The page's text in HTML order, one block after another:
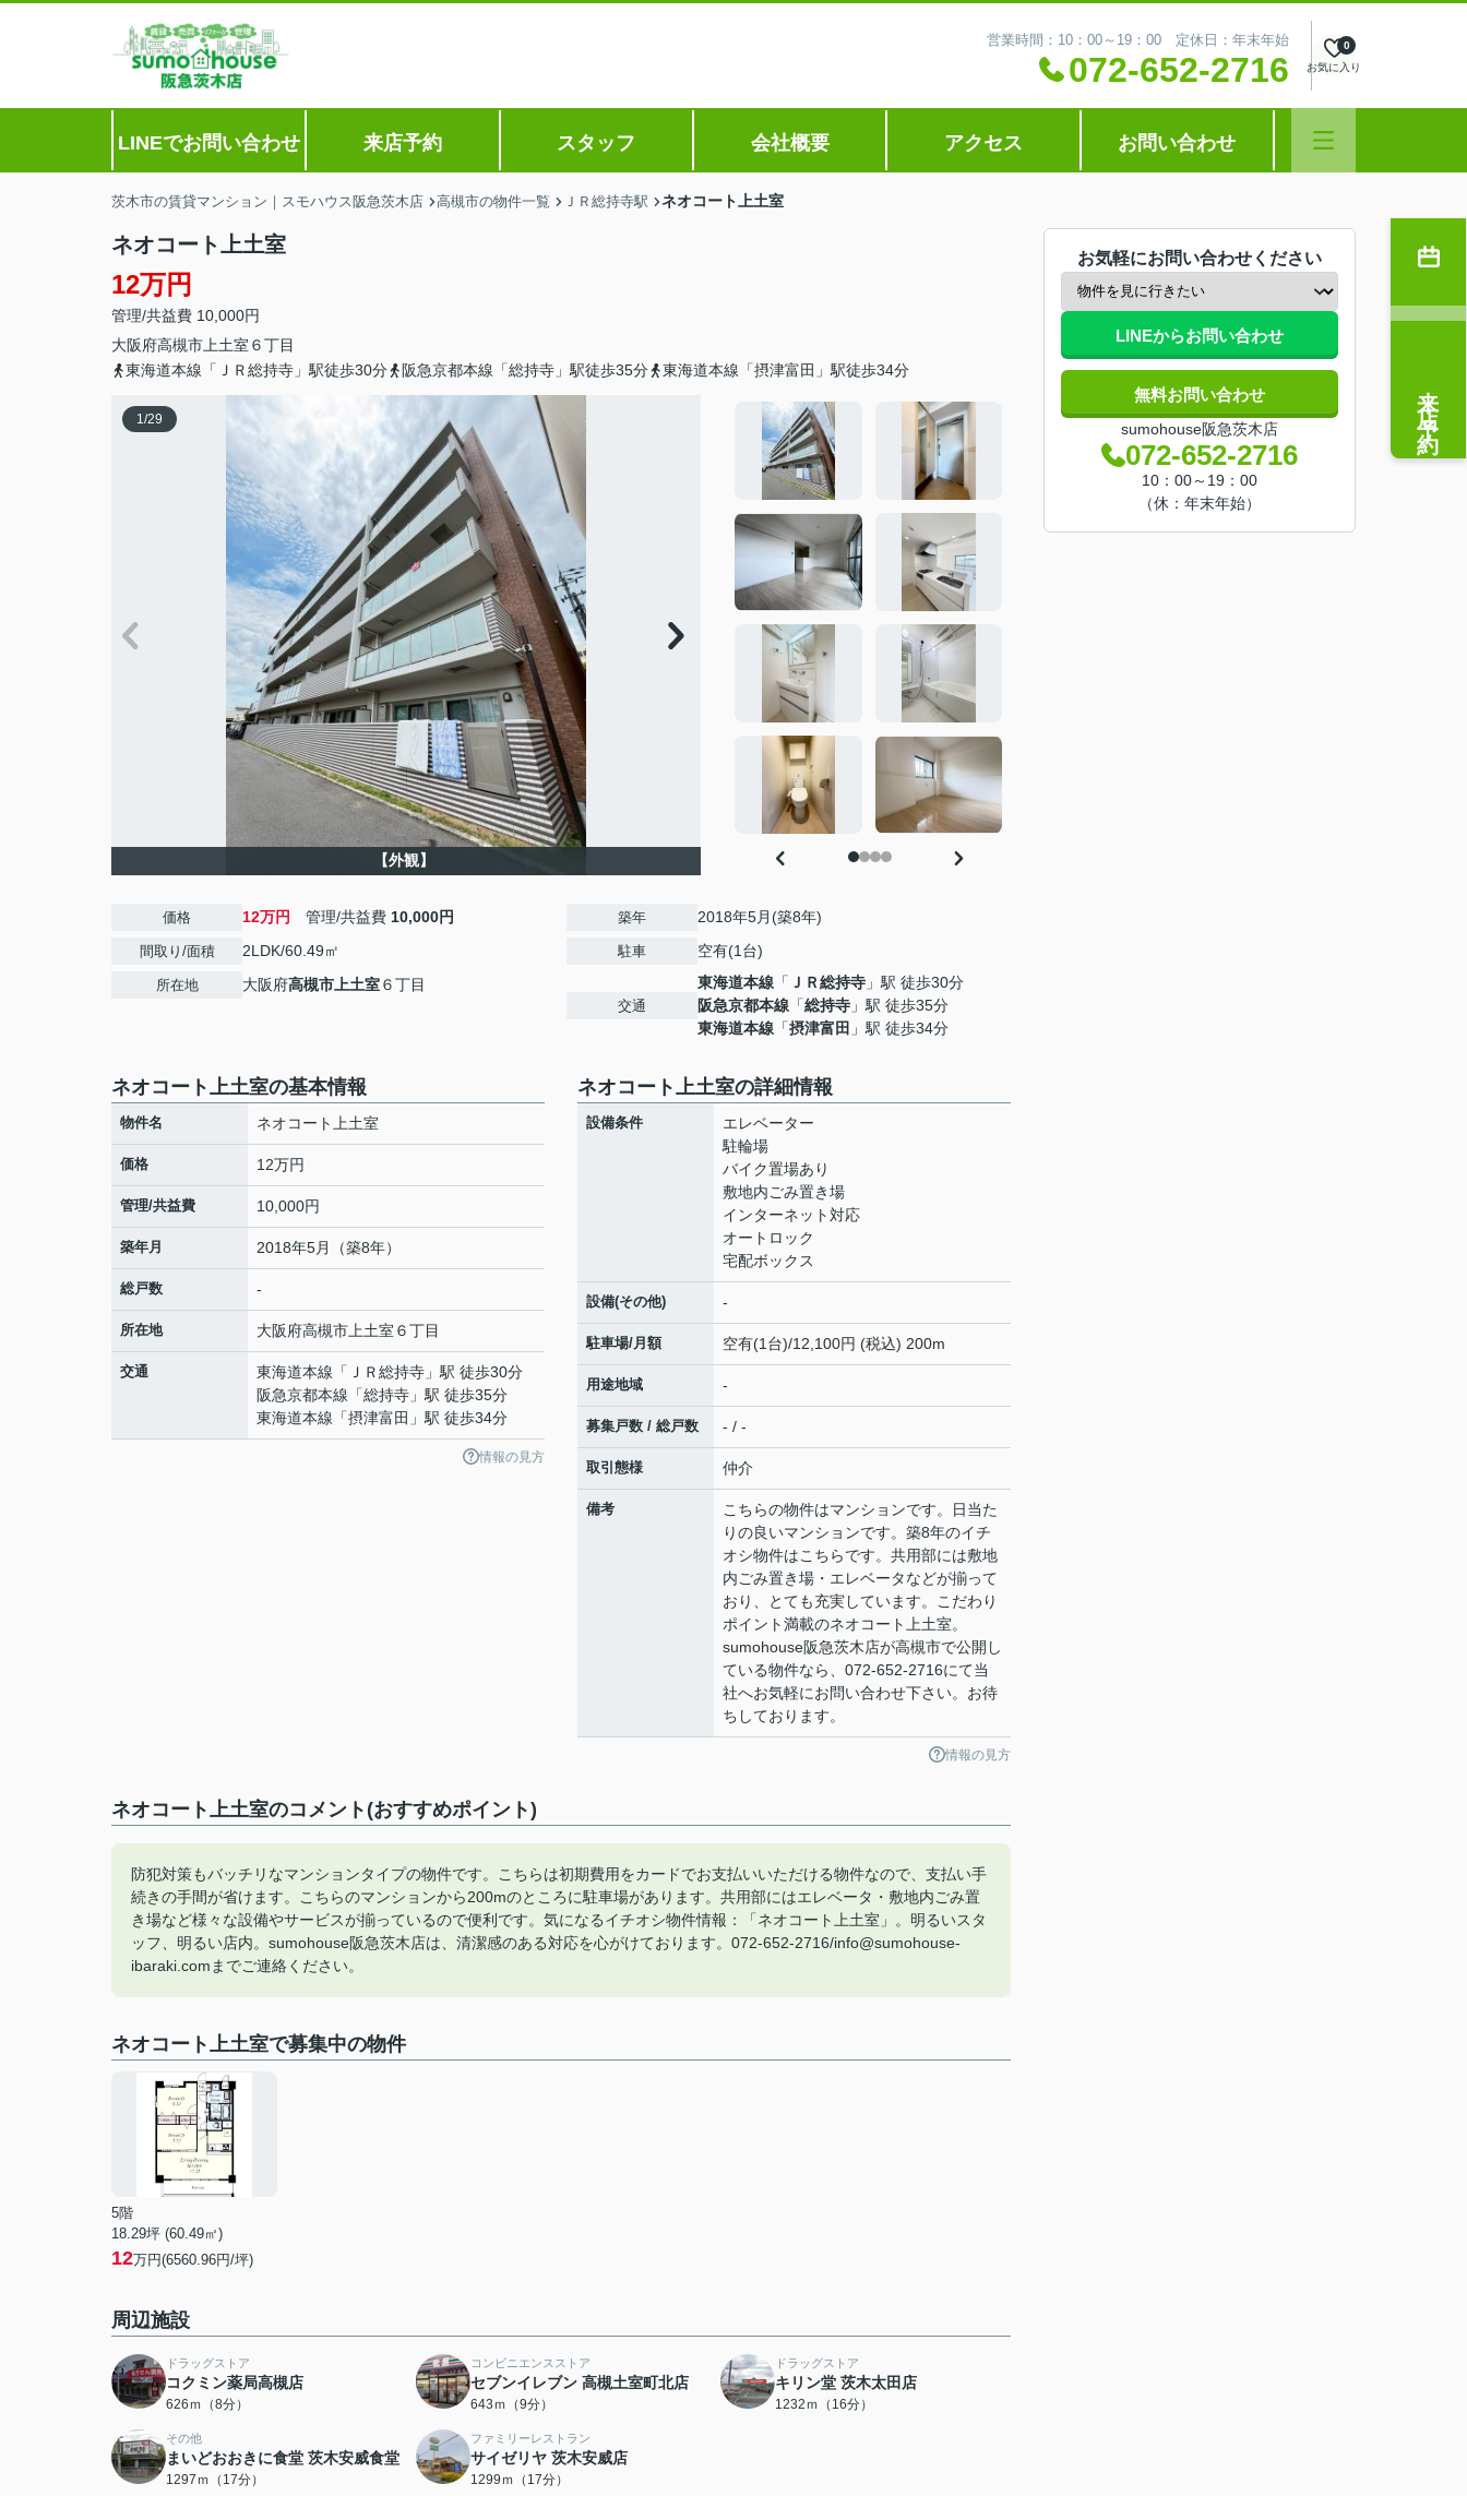
営業時間：10：00～19：00 定休日：年末年始
072-652-2716 お気に入り
0
LINEでお問い合わせ 来店予約 スタッフ 会社概要 アクセス お問い合わせ
茨木市の賃貸マンション｜スモハウス阪急茨木店 高槻市の物件一覧 ＪＲ総持寺駅 ネオコート上土室
ネオコート上土室
12万円
管理/共益費 10,000円
大阪府高槻市 上土室 ６丁目
東海道本線「ＪＲ総持寺」駅徒歩30分
阪急京都本線「総持寺」駅徒歩35分 東海道本線「摂津富田」駅徒歩34分
1/29
【外観】
価格 12万円 管理/共益費 10,000円
間取り/面積 2LDK/60.49㎡
所在地 大阪府高槻市 上土室６丁目
築年 2018年5月(築8年)
駐車 空有(1台)
交通
東海道本線 「 ＪＲ総持寺 」駅 徒歩30分
阪急京都本線 「総持寺 」駅 徒歩35分
東海道本線 「摂津富田 」駅 徒歩34分
ネオコート上土室の基本情報
物件名 ネオコート上土室
価格 12万円
管理/共益費 10,000円
築年月 2018年5月（築8年）
総戸数 -
所在地 大阪府高槻市 上土室 ６丁目
交通 東海道本線 「 ＪＲ総持寺 」駅 徒歩30分
阪急京都本線 「総持寺 」駅 徒歩35分
東海道本線 「摂津富田 」駅 徒歩34分
情報の見方
ネオコート上土室の詳細情報
設備条件
エレベーター
駐輪場
バイク置場あり
敷地内ごみ置き場
インターネット対応
オートロック
宅配ボックス
設備(その他) -
駐車場/月額 空有(1台)/12,100円 (税込) 200m
用途地域 -
募集戸数 / 総戸数 - / -
取引態様 仲介
備考
こちらの物件はマンションです。日当た
りの良いマンションです。築8年のイチ
オシ物件はこちらです。共用部には敷地
内ごみ置き場・エレベータなどが揃って
おり、とても充実しています。こだわり
ポイント満載のネオコート上土室。
sumohouse阪急茨木店が高槻市で公開し
ている物件なら、072-652-2716にて当
社へお気軽にお問い合わせ下さい。お待
ちしております。
情報の見方
ネオコート上土室のコメント(おすすめポイント)
防犯対策もバッチリなマンションタイプの物件です。こちらは初期費用をカードでお支払いいただける物件なので、支払い手
続きの手間が省けます。こちらのマンションから200mのところに駐車場があります。共用部にはエレベータ・敷地内ごみ置
き場など様々な設備やサービスが揃っているので便利です。気になるイチオシ物件情報：「ネオコート上土室」。明るいスタ
ッフ、明るい店内。sumohouse阪急茨木店は、清潔感のある対応を心がけております。072-652-2716/info@sumohouse-
ibaraki.comまでご連絡ください。
ネオコート上土室で募集中の物件
5階
18.29坪 (60.49㎡)
12万円(6560.96円/坪)
周辺施設
ドラッグストア
コクミン薬局高槻店
626ｍ（8分）
コンビニエンスストア
セブンイレブン 高槻土室町北店
643ｍ（9分）
ドラッグストア
キリン堂 茨木太田店
1232ｍ（16分）
その他
まいどおおきに食堂 茨木安威食堂
1297ｍ（17分）
ファミリーレストラン
サイゼリヤ 茨木安威店
1299ｍ（17分）
お気軽にお問い合わせください
LINEからお問い合わせ
無料お問い合わせ
sumohouse阪急茨木店
072-652-2716
10：00～19：00
（休：年末年始）
来店予約